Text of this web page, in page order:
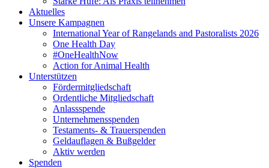
Aktuelles
Unsere Kampagnen
International Year of Rangelands and Pastoralists 2026
One Health Day
#OneHealthNow
Action for Animal Health
Unterstützen
Fördermitgliedschaft
Ordentliche Mitgliedschaft
Anlassspende
Unternehmensspenden
Testaments- & Trauerspenden
Geldauflagen & Bußgelder
Aktiv werden
Spenden